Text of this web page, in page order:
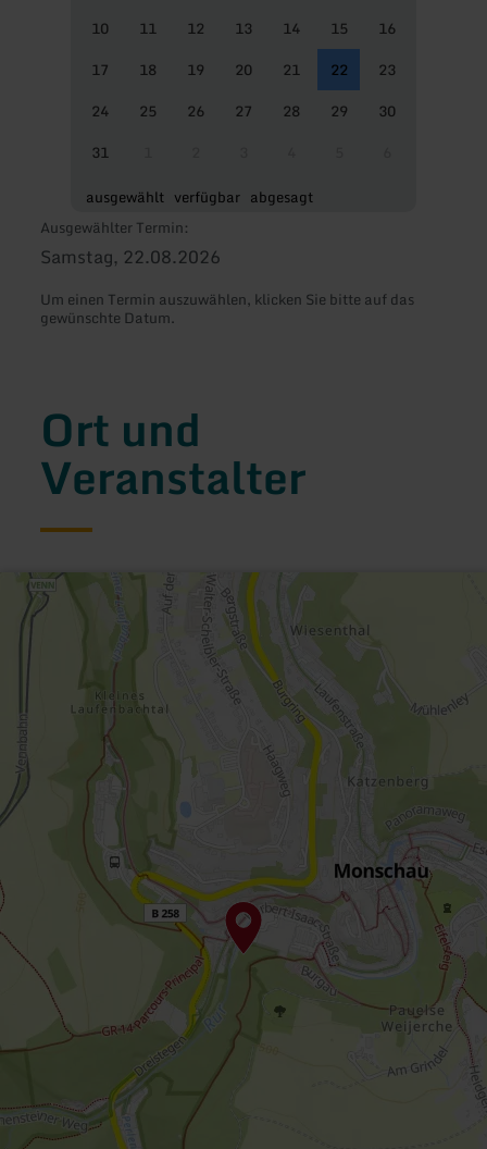
10
11 12 13 14 15
16
17
18 19 20 21 22
23
24
25 26 27 28 29
30
31
ausgewählt verfügbar abgesagt
Ausgewählter Termin:
Samstag, 22.08.2026
Um einen Termin auszuwählen, klicken Sie bitte auf das
gewünschte Datum.
Ort und
Veranstalter